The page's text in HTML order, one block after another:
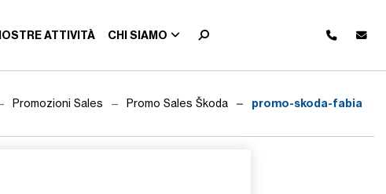
ATTIVITÀ CHI SIAMO
Promozioni Sales Promo Sales Škoda promo-skoda-fabia